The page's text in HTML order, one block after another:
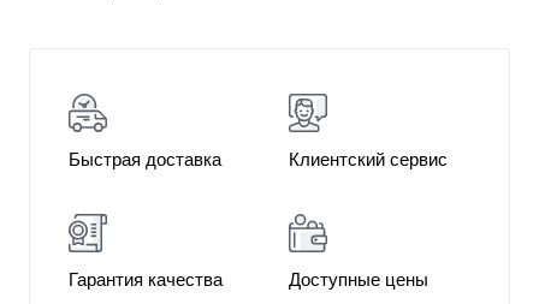
Быстрая доставка Клиентский сервис
Гарантия качества Доступные цены